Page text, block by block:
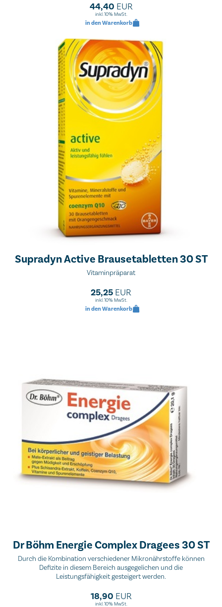
44,40 EUR
inkl. 10% MwSt.
in den Warenkorb
Supradyn Active Brausetabletten 30 ST
Vitaminpräparat
25,25 EUR
inkl. 10% MwSt.
in den Warenkorb
Dr Böhm Energie Complex Dragees 30 ST
Durch die Kombination verschiedener Mikronährstoffe können
Defizite in diesem Bereich ausgegelichen und die
Leistungsfähigkeit gesteigert werden.
18,90 EUR
inkl. 10% MwSt.